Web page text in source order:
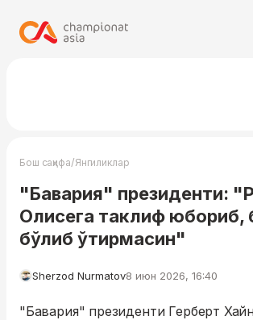
Бош саҳифа/Янгиликлар
"Бавария" президенти:
Олисега таклиф юбориб,
бўлиб ўтирмасин"
Sherzod Nurmatov8 июн 2026, 16:40
"Бавария" президенти Герберт